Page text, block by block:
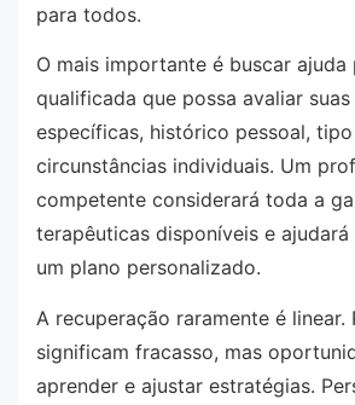
para todos.
O mais importante é buscar ajuda
qualificada que possa avaliar
específicas, histórico pessoal,
circunstâncias individuais. Um
competente considerará toda a
terapêuticas disponíveis e
um plano personalizado.
A recuperação raramente é linear.
significam fracasso, mas
aprender e ajustar estratégias.